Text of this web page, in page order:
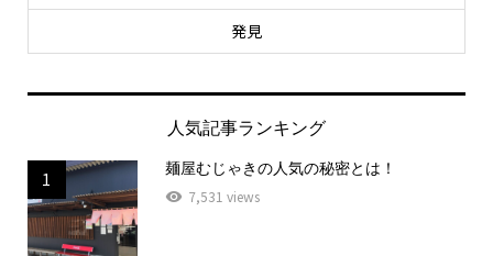
発見
人気記事ランキング
1
麺屋むじゃきの人気の秘密とは！
7,531 views